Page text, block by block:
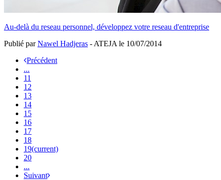
Au-delà du reseau personnel, développez votre reseau d'entreprise
Publié parNawel Hadjeras - ATEJA le 10/07/2014
Précédent
...
11
12
13
14
15
16
17
18
19(current)
20
...
Suivant